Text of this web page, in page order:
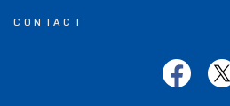
CONTACT